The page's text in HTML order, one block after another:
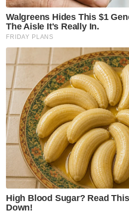
Muat turun aplikasi Sinar
dapatkan baucar
Berapakah
Kurang daripada 18 tahun
25 - 34 tahun
45 - 54 tahun
65 tahun dan
Masuk | Daftar VPoints:0
Kemalangan Maut